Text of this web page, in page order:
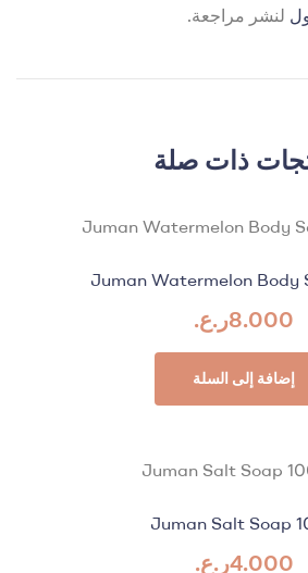
لنشر مراجعة.
ذات صلة
Juman Watermelon Body
8.000ر.ع.
إضافة إلى السلة
Juman Salt Soap
4.000ر.ع.